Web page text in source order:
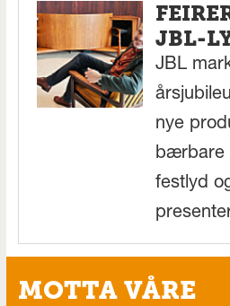
JBL-
JBL
nye
bærbare
festlyd
MOTTA VÅRE